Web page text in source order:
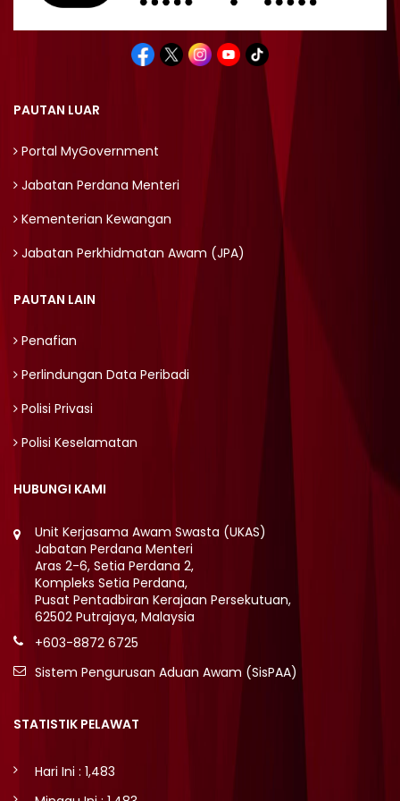
PAUTAN LUAR
Portal MyGovernment
Jabatan Perdana Menteri
Kementerian Kewangan
Jabatan Perkhidmatan Awam (JPA)
PAUTAN LAIN
Penafian
Perlindungan Data Peribadi
Polisi Privasi
Polisi Keselamatan
HUBUNGI KAMI
Unit Kerjasama Awam Swasta (UKAS)
Jabatan Perdana Menteri
Aras 2-6, Setia Perdana 2,
Kompleks Setia Perdana,
Pusat Pentadbiran Kerajaan Persekutuan,
62502 Putrajaya, Malaysia
+603-8872 6725
Sistem Pengurusan Aduan Awam (SisPAA)
STATISTIK PELAWAT
Hari Ini : 1,483